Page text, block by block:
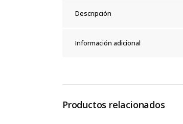
Descripción
Información adicional
Productos relacionados